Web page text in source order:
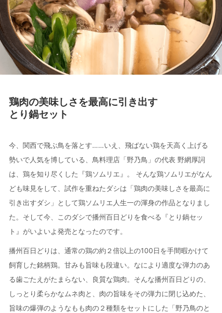
鶏肉の美味しさを最高に引き出す
とり鍋セット
今、関西で飛ぶ鳥を落とす……いえ、飛ばない鶏を天高く上げる
勢いで人気を博している、鳥料理店「野乃鳥」の代表 野網厚詞
は、鶏を知り尽くした『鶏ソムリエ』。 そんな鶏ソムリエがなん
ども味見をして、試作を重ねたダシは「鶏肉の美味しさを最高に
引き出すダシ」として鶏ソムリエ人生一の渾身の作品となりまし
た。そして今、このダシで播州百日どりを食べる『とり鍋セッ
ト』がいよいよ発売となったのです。
播州百日どりは、通常の鶏の約２倍以上の100日を手間暇かけて
飼育した銘柄鶏。甘みも旨味も段違い。なにより適度な弾力のあ
る歯ごたえがたまらない、良質な鶏肉。そんな播州百日どりの、
しっとり柔らかなムネ肉と、肉の旨味をその弾力に閉じ込めた、
旨味の爆弾のようなもも肉の２種類をセットにした「野乃鳥のと